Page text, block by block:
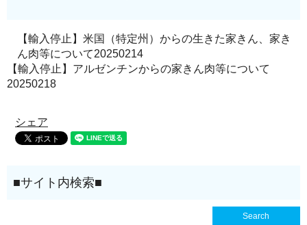
【輸入停止】米国（特定州）からの生きた家きん、家き
ん肉等について20250214
【輸入停止】アルゼンチンからの家きん肉等について
20250218
シェア